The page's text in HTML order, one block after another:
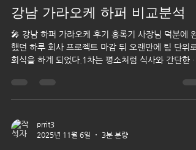
강남 가라오케 하퍼 비교분석
🎤 강남 하퍼 가라오케 후기 홍록기 사장님 덕분에 완
했던 하루 회사 프로젝트 마감 뒤 오랜만에 팀 단위로
회식을 하게 되었다.1차는 평소처럼 식사와 간단한 맥
차 어디로 갈까?”라는 이야기가 나왔다.그때 동료가
천해준 곳이 바로 강남 하퍼 가라오케 였다.“홍록기 사
기심이 생겼고, 결국 예약 후 방문하게 되었다. 🏙️ 입
부터 느껴지는 차별화된 고급감 건물은 서울 강남구
prrit3
2025년 11월 6일
3분 분량